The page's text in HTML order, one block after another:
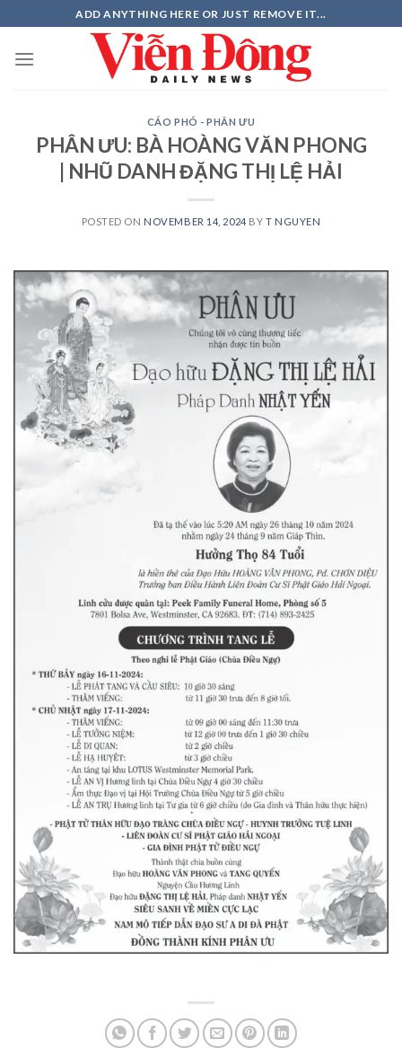
to
content
ADD ANYTHING HERE OR JUST REMOVE IT...
CÁO PHÓ - PHÂN ƯU
PHÂN ƯU: BÀ HOÀNG VĂN PHONG
| NHŨ DANH ĐẶNG THỊ LỆ HẢI
POSTED ON NOVEMBER 14, 2024 BY T NGUYEN